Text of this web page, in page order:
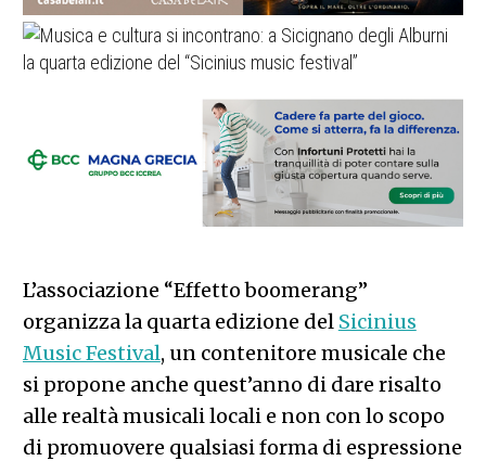
L’associazione “Effetto boomerang”
organizza la quarta edizione del Sicinius
Music Festival, un contenitore musicale che
si propone anche quest’anno di dare risalto
alle realtà musicali locali e non con lo scopo
di promuovere qualsiasi forma di espressione